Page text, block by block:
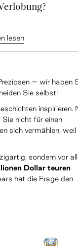
lesen
– wir haben
Sie selbst!
inspirieren.
nicht für einen
sich vermählen, weil
sondern vor
Dollar teuren
hat die Frage den